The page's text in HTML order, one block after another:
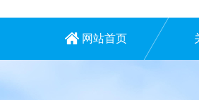
网站首页